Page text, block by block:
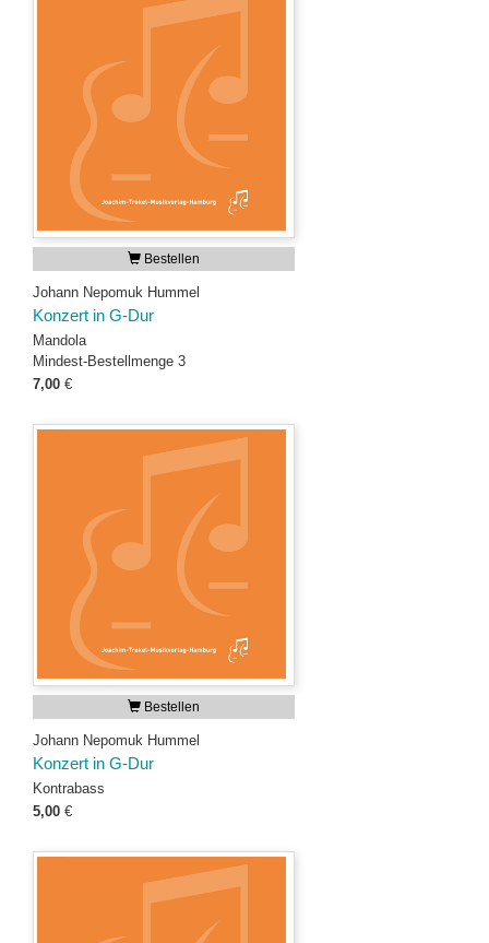
Bestellen
Johann Nepomuk Hummel
Konzert in G-Dur
Mandola
Mindest-Bestellmenge 3
7,00 €
Bestellen
Johann Nepomuk Hummel
Konzert in G-Dur
Kontrabass
5,00 €